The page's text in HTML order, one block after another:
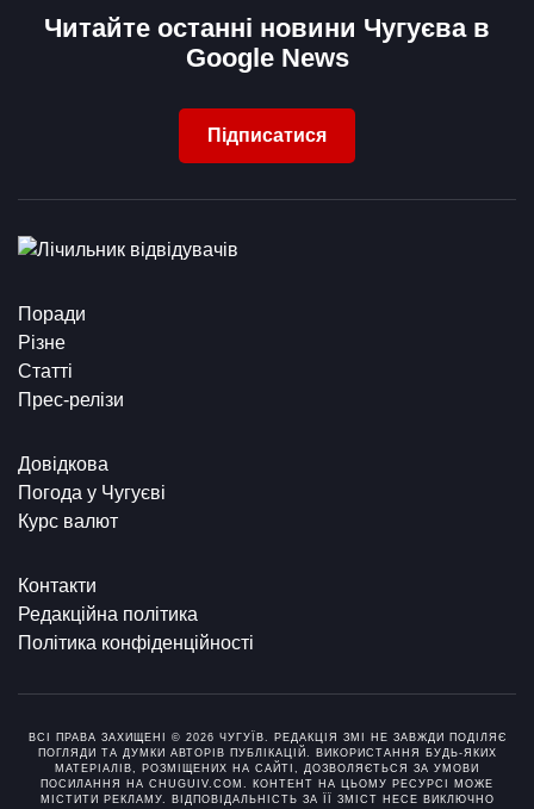
Читайте останні новини Чугуєва в
Google News
Підписатися
Поради
Різне
Статті
Прес-релізи
Довідкова
Погода у Чугуєві
Курс валют
Контакти
Редакційна політика
Політика конфіденційності
ВСІ ПРАВА ЗАХИЩЕНІ © 2026 ЧУГУЇВ. РЕДАКЦІЯ ЗМІ НЕ ЗАВЖДИ ПОДІЛЯЄ
ПОГЛЯДИ ТА ДУМКИ АВТОРІВ ПУБЛІКАЦІЙ. ВИКОРИСТАННЯ БУДЬ-ЯКИХ
МАТЕРІАЛІВ, РОЗМІЩЕНИХ НА САЙТІ, ДОЗВОЛЯЄТЬСЯ ЗА УМОВИ
ПОСИЛАННЯ НА CHUGUIV.COM. КОНТЕНТ НА ЦЬОМУ РЕСУРСІ МОЖЕ
МІСТИТИ РЕКЛАМУ. ВІДПОВІДАЛЬНІСТЬ ЗА ЇЇ ЗМІСТ НЕСЕ ВИКЛЮЧНО